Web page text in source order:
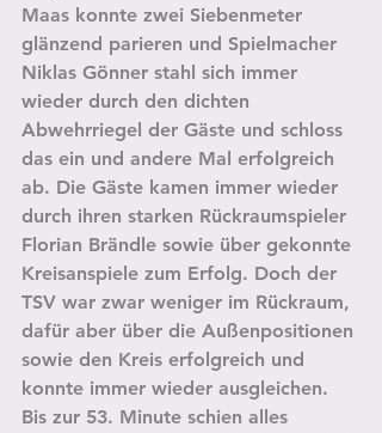
Maas konnte zwei Siebenmeter
glänzend parieren und Spielmacher
Niklas Gönner stahl sich immer
wieder durch den dichten
Abwehrriegel der Gäste und schloss
das ein und andere Mal erfolgreich
ab. Die Gäste kamen immer wieder
durch ihren starken Rückraumspieler
Florian Brändle sowie über gekonnte
Kreisanspiele zum Erfolg. Doch der
TSV war zwar weniger im Rückraum,
dafür aber über die Außenpositionen
sowie den Kreis erfolgreich und
konnte immer wieder ausgleichen.
Bis zur 53. Minute schien alles